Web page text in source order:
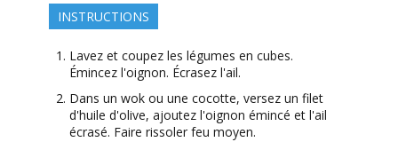
INSTRUCTIONS
Lavez et coupez les légumes en cubes.
Émincez l'oignon. Écrasez l'ail.
Dans un wok ou une cocotte, versez un filet
d'huile d'olive, ajoutez l'oignon émincé et l'ail
écrasé. Faire rissoler feu moyen.